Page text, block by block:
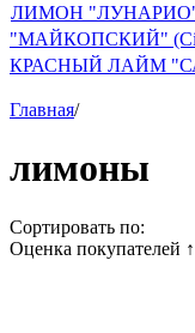
ЛИМОН "ЛУНАРИО"
"МАЙКОПСКИЙ"
КРАСНЫЙ ЛАЙМ
Главная/
лимоны
Сортировать по:
Оценка покупателей ↑